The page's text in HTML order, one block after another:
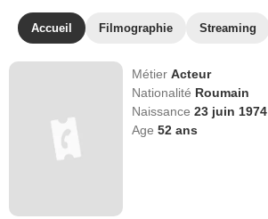
Accueil Filmographie Streaming
MétierActeur
Nationalité Roumain
Naissance23 juin 1974
Age52 ans